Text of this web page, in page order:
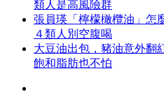
類人是高風險群
張員瑛「檸檬橄欖油」怎
４類人別空腹喝
大豆油出包，豬油意外翻
飽和脂肪也不怕